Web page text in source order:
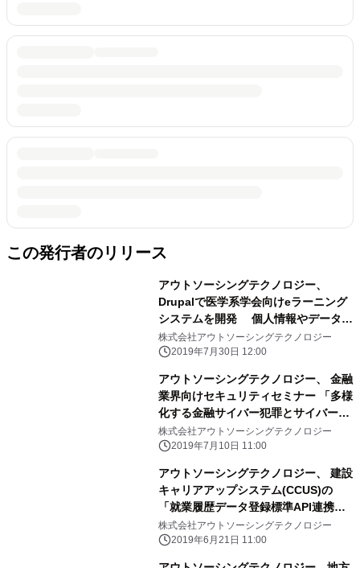
この発行者のリリース
アウトソーシングテクノロジー、
Drupalで医学系学会向けeラーニング
システムを開発 個人情報やデータを
高レベルのセキュア環境で管理
株式会社アウトソーシングテクノロジー
2019年7月30日 12:00
アウトソーシングテクノロジー、 金融
業界向けセキュリティセミナー 「多様
化する金融サイバー犯罪とサイバーセ
キュリティの高度化」 にGOLD
SPONSORとして協賛
株式会社アウトソーシングテクノロジー
2019年7月10日 11:00
アウトソーシングテクノロジー、 建設
キャリアアップシステム(CCUS)の
「就業履歴データ登録標準API連携認
定システム」に認定
株式会社アウトソーシングテクノロジー
2019年6月21日 11:00